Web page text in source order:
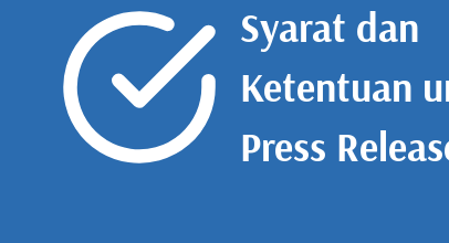
Syarat dan
Ketentuan
Press